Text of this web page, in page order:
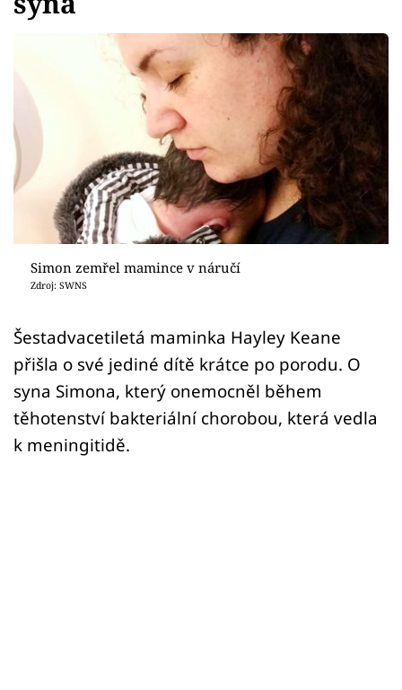
Virály
Sex a vztahy
Videa
Sledujte prima+
Přihlášení
Sledujte nás
Simon zemřel mamince v náručí
Zdroj: SWNS
Šestadvacetiletá maminka Hayley Keane
přišla o své jediné dítě krátce po porodu. O
syna Simona, který onemocněl během
těhotenství bakteriální chorobou, která vedla
k meningitidě.